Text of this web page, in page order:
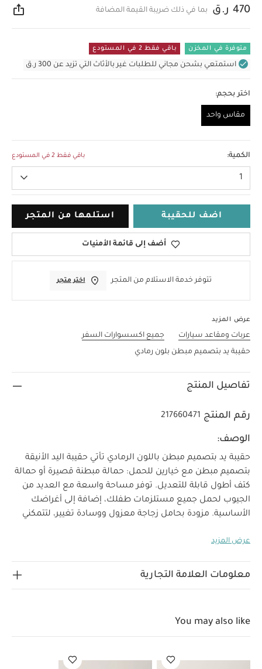
470 ر.ق بما في ذلك ضريبة القيمة المضافة
متوفرة في المخزن باقي فقط 2 في المستودع
استمتعي بشحن مجاني للطلبات غير بالأثاث التي تزيد عن 300 ر.ق
اختر بحجم:
مقاس واحد
الكمية: باقي فقط 2 في المستودع
1
اضف للحقيبة استلمها من المتجر
أضف إلى قائمة الأمنيات
تتوفر خدمة الاستلام من المتجر اختر متجر
عرض المزيد
عربات ومقاعد سيارات
جميع اكسسوارات السفر
حقيبة يد بتصميم مبطن بلون رمادي
تفاصيل المنتج
رقم المنتج 217660471
الوصف:
حقيبة يد بتصميم مبطن باللون الرمادي تأتي حقيبة اليد الأنيقة
بتصميم مبطن مع خيارين للحمل: حمالة مبطنة قصيرة أو حمالة
كتف أطول قابلة للتعديل. توفر مساحة واسعة مع العديد من
الجيوب لحمل جميع مستلزمات طفلك، إضافة إلى أغراضك
الأساسية. مزودة بحامل زجاجة معزول ووسادة تغيير، لتتمكني
مبطن بلون رمادي ناعم، مع سحّابات بلمسة لامعة بلون
بسيطة وسريعة.لماذا تختارينها؟
حجم كبير مع عدد وافر من
الخصائص:
تصميم مبطن أنيق مع سحّابات فاخرة بلون
لخيارات حمل متعددة.
قماش مبطن ناعم يمنح إحساسًا
عرض المزيد
معلومات العلامة التجارية
You may also like